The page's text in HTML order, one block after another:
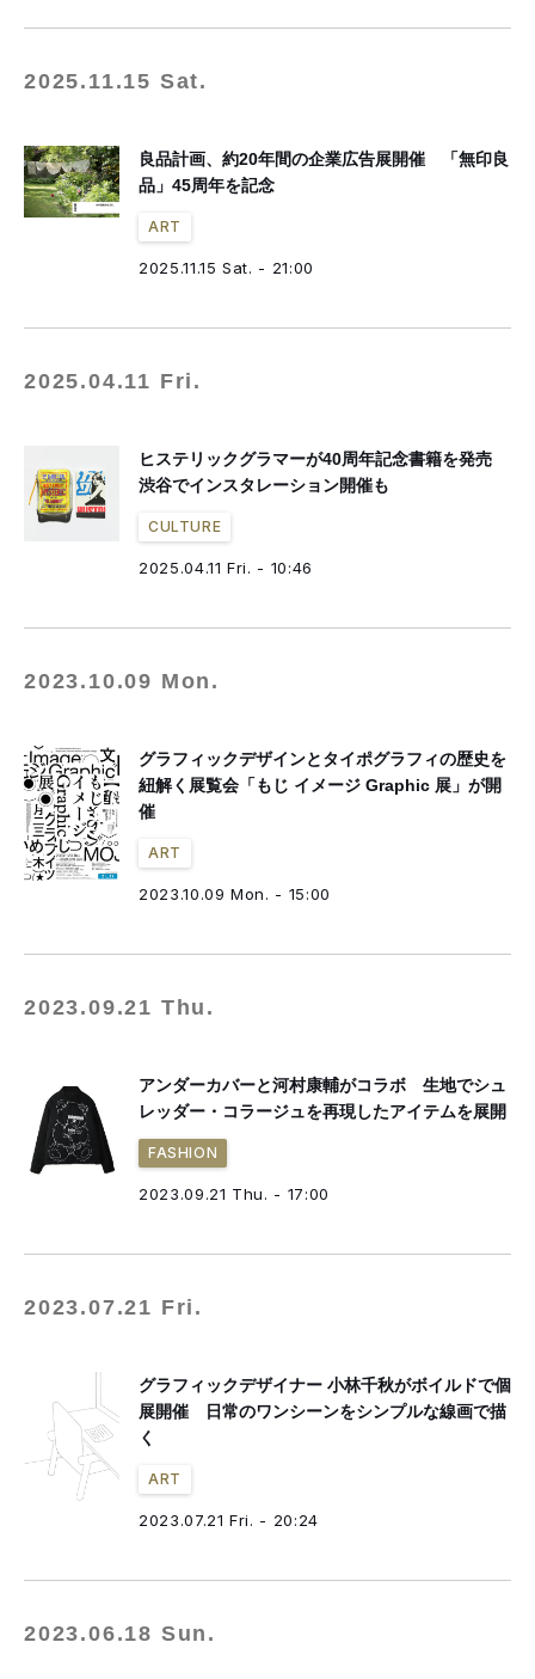
2025.11.15 Sat.
良品計画、約20年間の企業広告展開催 「無印良
品」45周年を記念
ART
2025.11.15 Sat. - 21:00
2025.04.11 Fri.
ヒステリックグラマーが40周年記念書籍を発売
渋谷でインスタレーション開催も
CULTURE
2025.04.11 Fri. - 10:46
2023.10.09 Mon.
グラフィックデザインとタイポグラフィの歴史を
紐解く展覧会「もじ イメージ Graphic 展」が開
催
ART
2023.10.09 Mon. - 15:00
2023.09.21 Thu.
アンダーカバーと河村康輔がコラボ 生地でシュ
レッダー・コラージュを再現したアイテムを展開
FASHION
2023.09.21 Thu. - 17:00
2023.07.21 Fri.
グラフィックデザイナー 小林千秋がボイルドで個
展開催 日常のワンシーンをシンプルな線画で描
く
ART
2023.07.21 Fri. - 20:24
2023.06.18 Sun.